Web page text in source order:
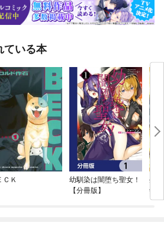
ている本
ＣＫ
幼馴染は闇堕ち聖女！
【分冊版】
生
剣
至